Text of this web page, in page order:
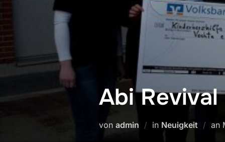
Abi
von admin in Neuigkeit an